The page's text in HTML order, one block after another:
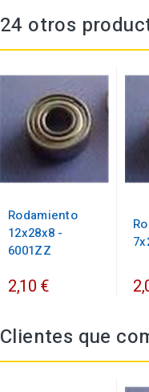
24 otros
Rodamiento
12x28x8 -
6001ZZ
2,10 €
Clientes que